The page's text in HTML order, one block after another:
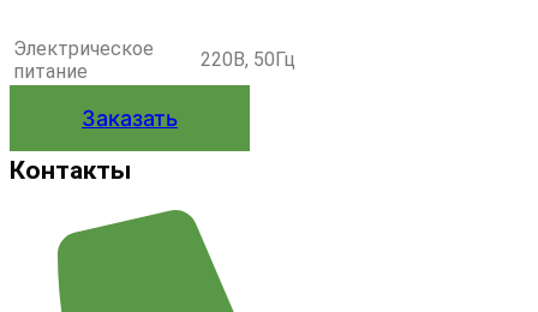
Электрическое
питание
220В, 50Гц
Заказать
Контакты